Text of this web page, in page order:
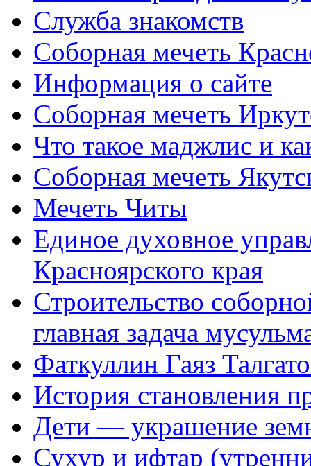
Служба знакомств
Соборная мечеть
Информация о сайте
Соборная мечеть
Что такое маджлис и
Соборная мечеть
Мечеть Читы
Единое духовное
Красноярского края
Строительство
главная задача
Фаткуллин Гаяз
История становления
Дети — украшение
Сухур и ифтар